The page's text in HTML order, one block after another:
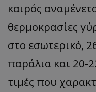
καιρός
θερμοκρασίες
στο εσωτερικό,
παράλια και 20-
τιμές που